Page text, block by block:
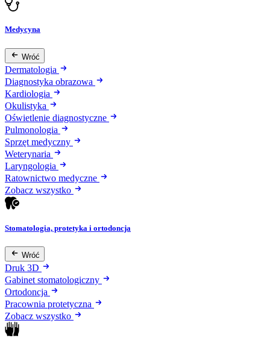
Medycyna
Wróć
Dermatologia
Diagnostyka obrazowa
Kardiologia
Okulistyka
Oświetlenie diagnostyczne
Pulmonologia
Sprzęt medyczny
Weterynaria
Laryngologia
Ratownictwo medyczne
Zobacz wszystko
Stomatologia, protetyka i ortodoncja
Wróć
Druk 3D
Gabinet stomatologiczny
Ortodoncja
Pracownia protetyczna
Zobacz wszystko